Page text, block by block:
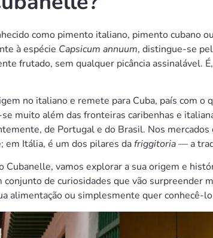
como pimento italiano, pimento cubano ou
à espécie Capsicum annuum, distingue-se
frutado, sem qualquer picância
no italiano e remete para Cuba, país com
muito além das fronteiras caribenhas e
de Portugal e do Brasil. Nos
Itália, é um dos pilares dafriggitoria— a
Cubanelle, vamos explorar a sua origem e
conjunto de curiosidades que vão
alimentação ou simplesmente quer conhecê-